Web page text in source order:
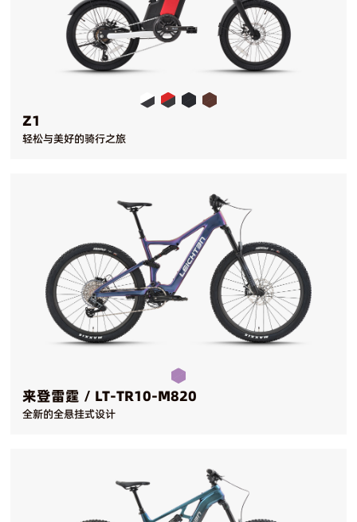
Z1
轻松与美好的骑行之旅
来登雷霆 / LT-TR10-M820
全新的全悬挂式设计